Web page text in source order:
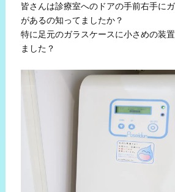
皆さんは診療室へのドアの手前右手に
があるの知ってましたか？
特に足元のガラスケースに小さめの装
ました？